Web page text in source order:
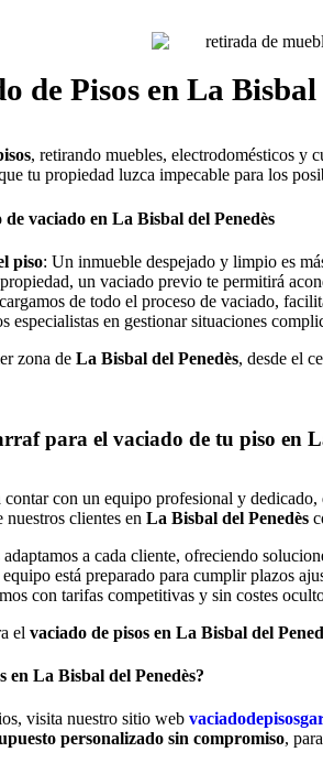
de Pisos en La Bisbal
, retirando muebles, electrodomésticos y
tu propiedad luzca impecable para los
vaciado en La Bisbal del Penedès
piso: Un inmueble despejado y limpio es
un vaciado previo te permitirá
de todo el proceso de vaciado,
especialistas en gestionar situaciones
zona de La Bisbal del Penedès, desde el
para el vaciado de tu piso en
con un equipo profesional y dedicado,
nuestros clientes en La Bisbal del Penedès
adaptamos a cada cliente, ofreciendo
está preparado para cumplir plazos
con tarifas competitivas y sin costes
el vaciado de pisos en La Bisbal del
en La Bisbal del Penedès?
visita nuestro sitio web
personalizado sin compromiso,